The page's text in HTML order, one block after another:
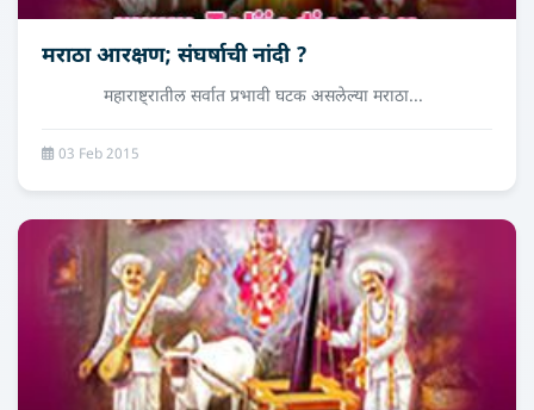
मराठा आरक्षण; संघर्षाची नांदी ?
महाराष्ट्रातील सर्वात प्रभावी घटक असलेल्या मराठा...
03 Feb 2015